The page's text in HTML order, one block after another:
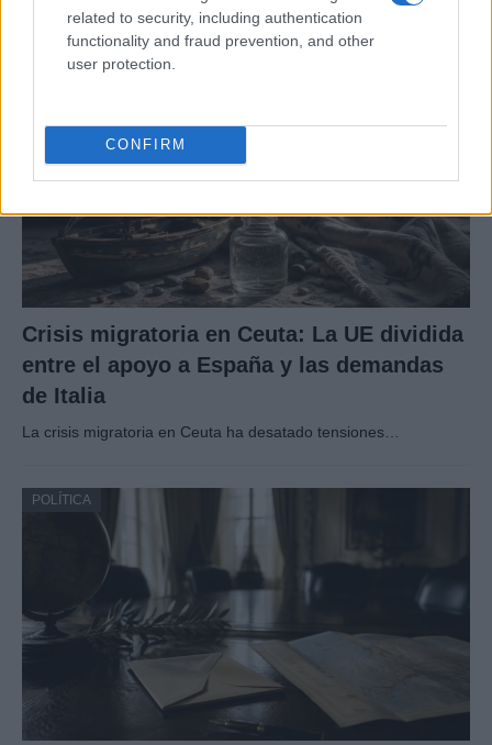
related to security, including authentication
functionality and fraud prevention, and other
user protection.
CONFIRM
POLÍTICA
Crisis migratoria en Ceuta: La UE dividida
entre el apoyo a España y las demandas
de Italia
La crisis migratoria en Ceuta ha desatado tensiones…
POLÍTICA